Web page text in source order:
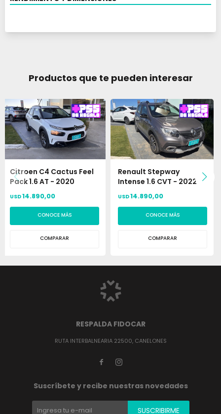
Productos que te pueden interesar
Citroen C4 Cactus Feel
Pack 1.6 AT - 2020
USD14.890,00
CONOCE MÁS
COMPARAR
Renault Stepway
Intense 1.6 CVT - 2022
USD14.890,00
CONOCE MÁS
COMPARAR
RESPALDA FIDOCAR
RUTA INTERBALNEARIA 22500, CANELONES
 
Suscríbete y recibe nuestras novedades
SUSCRIBIRME